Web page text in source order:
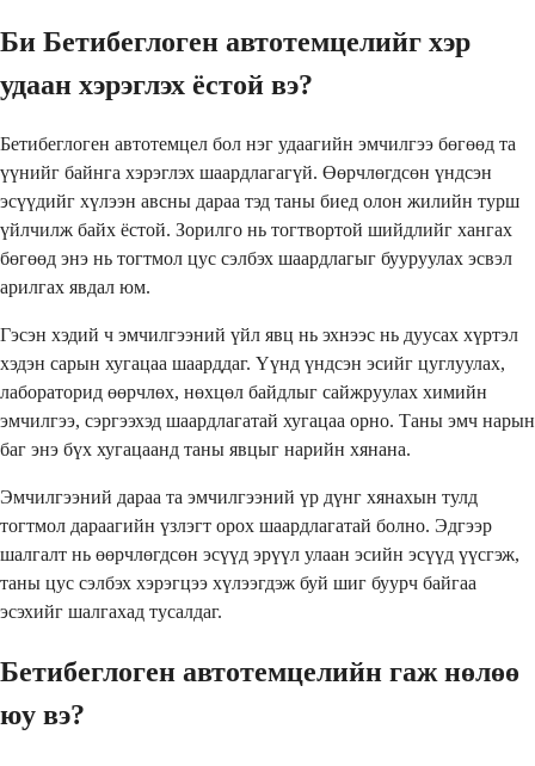
Би Бетибеглоген автотемцелийг хэр
удаан хэрэглэх ёстой вэ?
Бетибеглоген автотемцел бол нэг удаагийн эмчилгээ бөгөөд та
үүнийг байнга хэрэглэх шаардлагагүй. Өөрчлөгдсөн үндсэн
эсүүдийг хүлээн авсны дараа тэд таны биед олон жилийн турш
үйлчилж байх ёстой. Зорилго нь тогтвортой шийдлийг хангах
бөгөөд энэ нь тогтмол цус сэлбэх шаардлагыг бууруулах эсвэл
арилгах явдал юм.
Гэсэн хэдий ч эмчилгээний үйл явц нь эхнээс нь дуусах хүртэл
хэдэн сарын хугацаа шаарддаг. Үүнд үндсэн эсийг цуглуулах,
лабораторид өөрчлөх, нөхцөл байдлыг сайжруулах химийн
эмчилгээ, сэргээхэд шаардлагатай хугацаа орно. Таны эмч нарын
баг энэ бүх хугацаанд таны явцыг нарийн хянана.
Эмчилгээний дараа та эмчилгээний үр дүнг хянахын тулд
тогтмол дараагийн үзлэгт орох шаардлагатай болно. Эдгээр
шалгалт нь өөрчлөгдсөн эсүүд эрүүл улаан эсийн эсүүд үүсгэж,
таны цус сэлбэх хэрэгцээ хүлээгдэж буй шиг буурч байгаа
эсэхийг шалгахад тусалдаг.
Бетибеглоген автотемцелийн гаж нөлөө
юу вэ?